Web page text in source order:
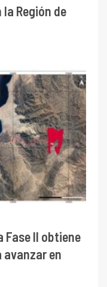
Región de
Fase II obtiene
en